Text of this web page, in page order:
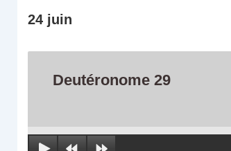
24 juin
Deutéronome 29